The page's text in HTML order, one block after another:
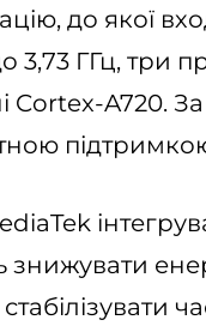
до якої
3,73 ГГц, три
A720. За
знижувати